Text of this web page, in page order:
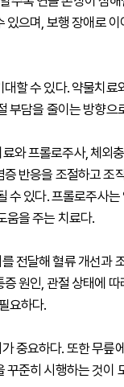
으며, 보행 장애로
할 수 있다. 약물치료
부담을 줄이는 방향으
와 프롤로주사, 체외
반응을 조절하고 조
수 있다. 프롤로주사
움을 주는 치료다.
전달해 혈류 개선과
원인, 관절 상태에
요하다.
중요하다. 또한 무릎
꾸준히 시행하는 것이